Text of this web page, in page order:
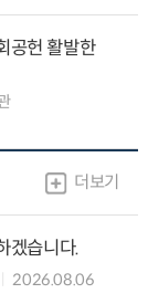
공헌 활발한
더보기
겠습니다.
2026.08.06